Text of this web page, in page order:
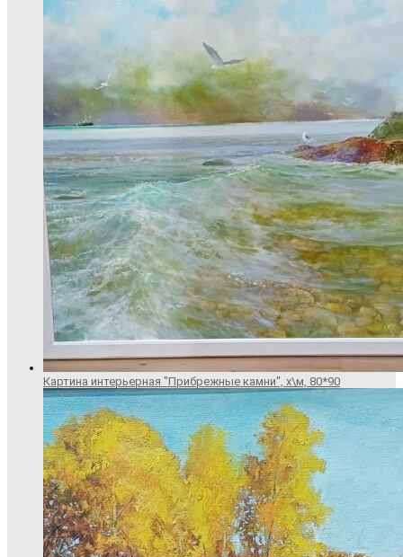
Картина интерьерная "Прибрежные камни", х\м, 80*90